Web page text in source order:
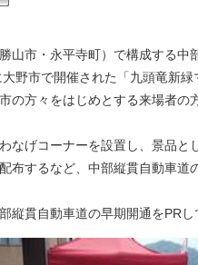
市・永平寺町）で構成する中
野市で開催された「九頭竜新緑
の方々をはじめとする来場者の
げコーナーを設置し、景品と
布するなど、中部縦貫自動車道
貫自動車道の早期開通をPRし